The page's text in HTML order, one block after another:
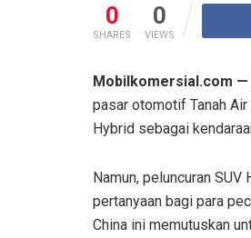
0
SHARES
0
VIEWS
Mobilkomersial.com —
pasar otomotif Tanah
Hybrid sebagai
Namun, peluncuran
pertanyaan bagi para
China ini memutuskan